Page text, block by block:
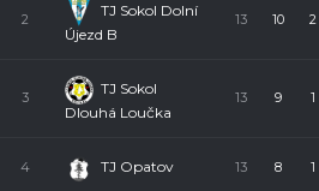
2
TJ Sokol Dolní
Újezd B
13 10 2
3
TJ Sokol
Dlouhá Loučka
13 9 1
4 TJ Opatov 13 8 1